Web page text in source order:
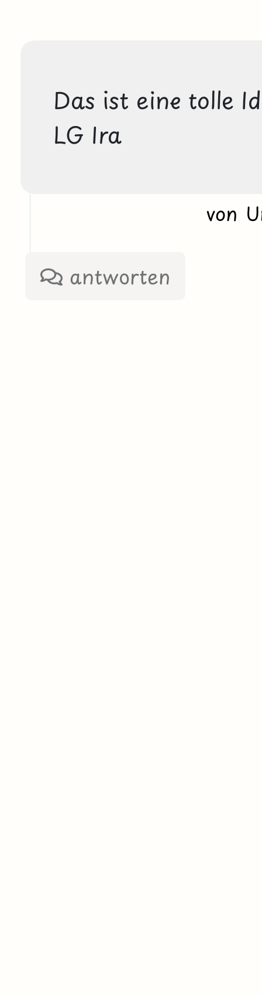
Das ist eine tolle
LG Ira
von
antworten